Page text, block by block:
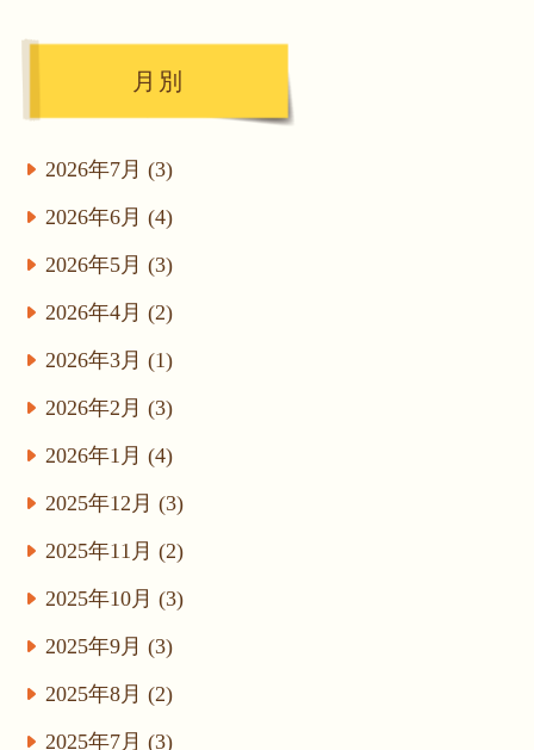
月別
2026年7月 (3)
2026年6月 (4)
2026年5月 (3)
2026年4月 (2)
2026年3月 (1)
2026年2月 (3)
2026年1月 (4)
2025年12月 (3)
2025年11月 (2)
2025年10月 (3)
2025年9月 (3)
2025年8月 (2)
2025年7月 (3)